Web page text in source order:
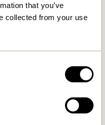
that you’ve
collected from your use
Crochet Small Naturel